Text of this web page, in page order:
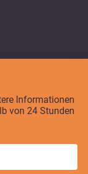
Informationen
von 24 Stunden